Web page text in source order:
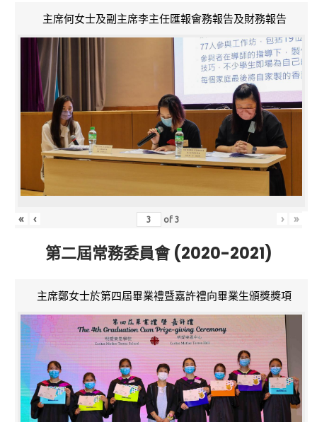
主席何女士及副主席李主任匯報會務報告及財務報告
« ‹ of3 › »
第二屆常務委員會 (2020-2021)
主席鄭女士於第四屆畢業禮暨嘉許禮向畢業生頒獎獎項